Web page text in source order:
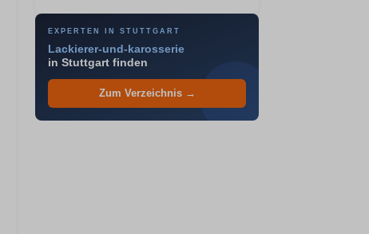
EXPERTEN IN STUTTGART
Lackierer-und-karosserie
in Stuttgart finden
Zum Verzeichnis →